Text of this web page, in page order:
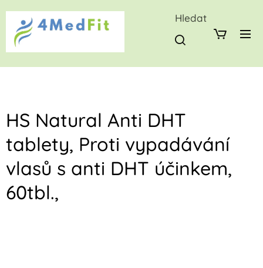
Hledat
HS Natural Anti DHT
tablety, Proti vypadávání
vlasů s anti DHT účinkem,
60tbl.,